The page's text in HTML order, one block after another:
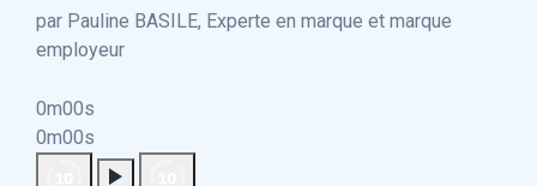
par Pauline BASILE, Experte en marque et marque
employeur
0m00s
0m00s